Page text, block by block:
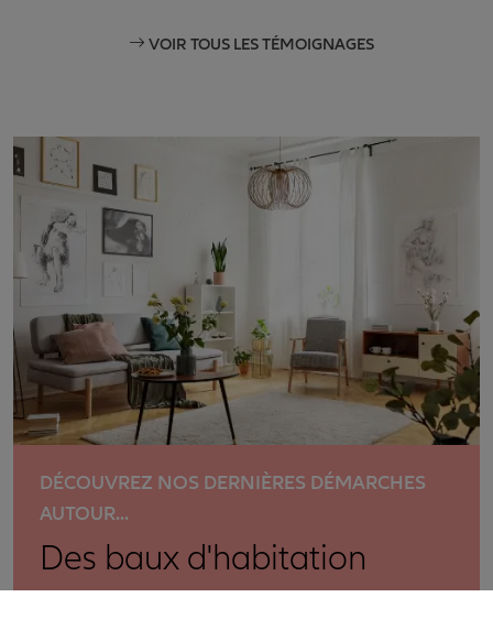
VOIR TOUS LES TÉMOIGNAGES
DÉCOUVREZ NOS DERNIÈRES DÉMARCHES
AUTOUR...
Des baux d'habitation